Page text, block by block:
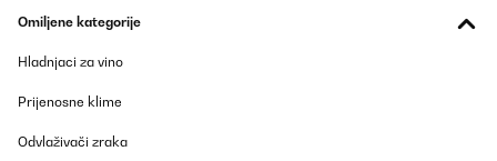
Omiljene kategorije
Hladnjaci za vino
Prijenosne klime
Odvlaživači zraka